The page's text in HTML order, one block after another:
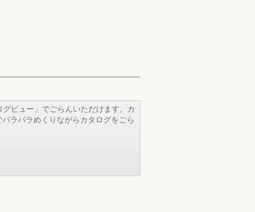
ビュー」でごらんいただけます。カ
ラパラめくりながらカタログをごら